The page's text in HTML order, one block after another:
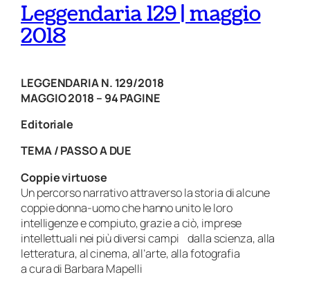
Leggendaria 129 | maggio
2018
LEGGENDARIA N. 129/2018
MAGGIO 2018 – 94 PAGINE
Editoriale
TEMA / PASSO A DUE
Coppie virtuose
Un percorso narrativo attraverso la storia di alcune
coppie donna-uomo che hanno unito le loro
intelligenze e compiuto, grazie a ciò, imprese
intellettuali nei più diversi campi dalla scienza, alla
letteratura, al cinema, all’arte, alla fotografia
a cura di Barbara Mapelli